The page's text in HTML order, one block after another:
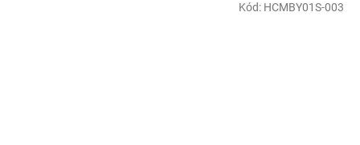
Kód: HCMBY01S-003